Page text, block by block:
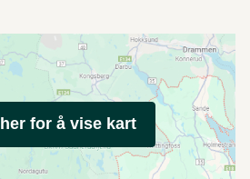
for å vise kart